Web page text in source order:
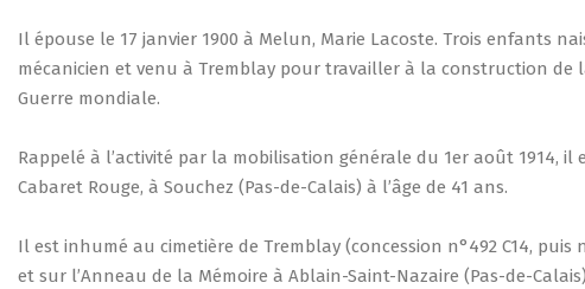
Il épouse le 17 janvier 1900 à Melun, Marie Lacoste. Trois enfants
mécanicien et venu à Tremblay pour travailler à la construction de
Guerre mondiale.
Rappelé à l’activité par la mobilisation générale du 1er août 1914, il
Cabaret Rouge, à Souchez (Pas-de-Calais) à l’âge de 41 ans.
Il est inhumé au cimetière de Tremblay (concession n°492 C14,
et sur l’Anneau de la Mémoire à Ablain-Saint-Nazaire (Pas-de-